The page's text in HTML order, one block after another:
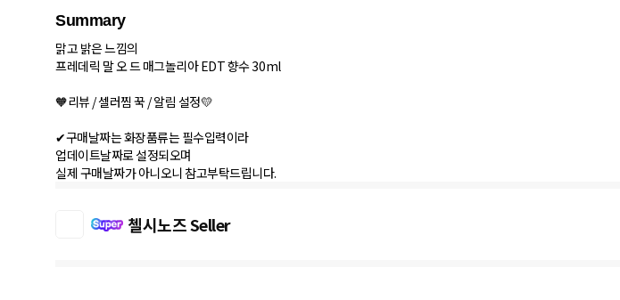
Summary
맑고 밝은 느낌의
프레데릭 말 오 드 매그놀리아 EDT 향수 30ml
🧡리뷰 / 셀러찜 꾹 / 알림 설정💛
✔구매날짜는 화장품류는 필수입력이라
업데이트날짜로 설정되오며
실제 구매날짜가 아니오니 참고부탁드립니다.
첼시노즈 Seller